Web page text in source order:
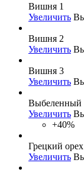
Вишня 1
Увеличить
Вишня 2
Увеличить
Вишня 3
Увеличить
Выбеленный
Увеличить
+40%
Грецкий орех
Увеличить